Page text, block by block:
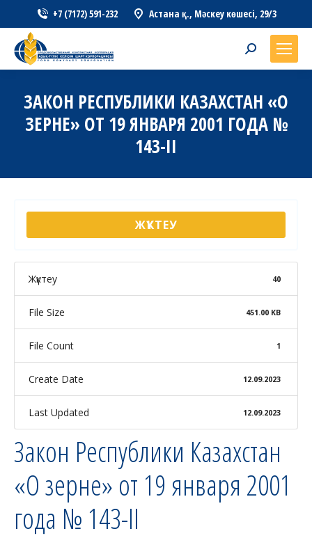
+7 (7172) 591-232 Астана қ., Мәскеу көшесі, 29/3
Search:
ЗАКОН РЕСПУБЛИКИ КАЗАХСТАН «О
ЗЕРНЕ» ОТ 19 ЯНВАРЯ 2001 ГОДА №
143-II
ЖҮКТЕУ
Жүктеу 40
File Size 451.00 KB
File Count 1
Create Date 12.09.2023
Last Updated 12.09.2023
Закон Республики Казахстан
«О зерне» от 19 января 2001
года № 143-II